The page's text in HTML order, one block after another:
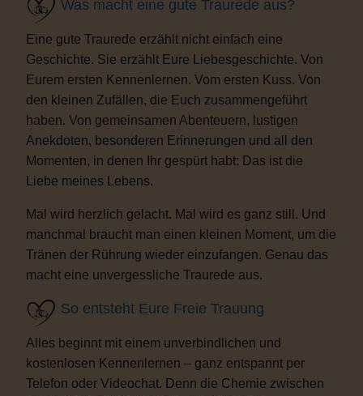
Was macht eine gute Traurede aus?
Eine gute Traurede erzählt nicht einfach eine
Geschichte. Sie erzählt Eure Liebesgeschichte. Von
Eurem ersten Kennenlernen. Vom ersten Kuss. Von
den kleinen Zufällen, die Euch zusammengeführt
haben. Von gemeinsamen Abenteuern, lustigen
Anekdoten, besonderen Erinnerungen und all den
Momenten, in denen Ihr gespürt habt: Das ist die
Liebe meines Lebens.
Mal wird herzlich gelacht. Mal wird es ganz still. Und
manchmal braucht man einen kleinen Moment, um die
Tränen der Rührung wieder einzufangen. Genau das
macht eine unvergessliche Traurede aus.
So entsteht Eure Freie Trauung
Alles beginnt mit einem unverbindlichen und
kostenlosen Kennenlernen – ganz entspannt per
Telefon oder Videochat. Denn die Chemie zwischen